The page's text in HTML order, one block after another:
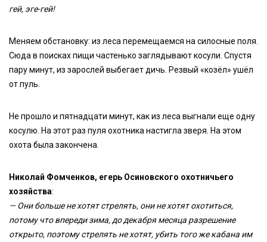
гей, эге-гей!
Меняем обстановку: из леса перемещаемся на силосные поля.
Сюда в поисках пищи частенько заглядывают косули. Спустя
пару минут, из зарослей выбегает дичь. Резвый «козёл» ушёл
от пуль.
Не прошло и пятнадцати минут, как из леса выгнали еще одну
косулю. На этот раз пуля охотника настигла зверя. На этом
охота была закончена.
Николай Фомченков, егерь Осиновского охотничьего
хозяйства:
— Они больше не хотят стрелять, они не хотят охотиться,
потому что впереди зима, до декабря месяца разрешение
открыто, поэтому стрелять не хотят, убить того же кабана им